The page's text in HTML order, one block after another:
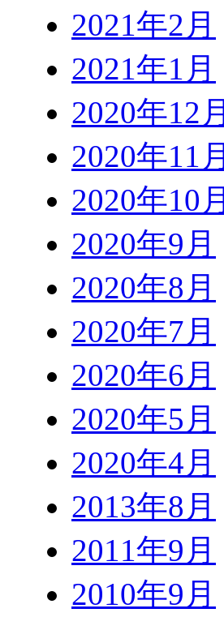
2021年2月
2021年1月
2020年12月
2020年11月
2020年10月
2020年9月
2020年8月
2020年7月
2020年6月
2020年5月
2020年4月
2013年8月
2011年9月
2010年9月